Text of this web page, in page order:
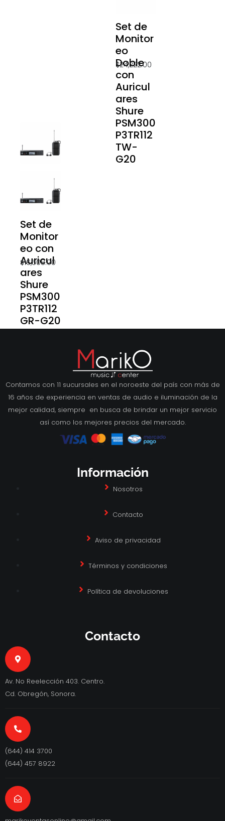
Set de
Monitor
eo
Doble
con
Auricul
ares
Shure
PSM300
P3TR112
TW-
G20
$24,222.00
Set de
Monitor
eo con
Auricul
ares
Shure
PSM300
P3TR112
GR-G20
$16,508.00
Contamos con 11 sucursales en el noroeste del país con más de
16 años de experiencia en ventas de audio e iluminación de la
mejor calidad, siempre en busca de brindar un mejor servicio
así como los mejores precios del mercado.
Información
Nosotros
Contacto
Aviso de privacidad
Términos y condiciones
Política de devoluciones
Contacto
Av. No Reelección 403. Centro.
Cd. Obregón, Sonora.
(644) 414 3700
(644) 457 8922